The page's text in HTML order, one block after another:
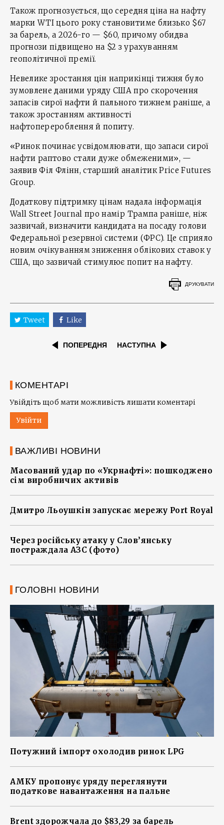
Також прогнозується, що середня ціна на нафту
марки WTI цього року становитиме близько $67
за барель, а 2026-го — $60, причому обидва
прогнози підвищено на $2 з урахуванням
геополітичної премії.
Невелике зростання цін наприкінці тижня було
зумовлене даними уряду США про скорочення
запасів сирої нафти й пального тижнем раніше, а
також зростанням активності
нафтоперероблення й попиту.
«Ринок починає усвідомлювати, що запаси сирої
нафти раптово стали дуже обмеженими», —
заявив Філ Флінн, старший аналітик Price Futures
Group.
Додаткову підтримку цінам надала інформація
Wall Street Journal про намір Трампа раніше, ніж
зазвичай, визначити кандидата на посаду голови
Федеральної резервної системи (ФРС). Це сприяло
новим очікуванням зниження облікових ставок у
США, що зазвичай стимулює попит на нафту.
ДРУКУВАТИ
Tweet Like
ПОПЕРЕДНЯ НАСТУПНА
КОМЕНТАРІ
Увійдіть щоб мати можливість лишати коментарі
Увійти
ВАЖЛИВІ НОВИНИ
Масований удар по «Укрнафті»: пошкоджено
сім виробничих активів
Дмитро Льоушкін запускає мережу Port Royal
Через російську атаку у Слов’янську
постраждала АЗС (фото)
ГОЛОВНІ НОВИНИ
Потужний імпорт охолодив ринок LPG
АМКУ пропонує уряду переглянути
податкове навантаження на пальне
Brent здорожчала до $83,29 за барель